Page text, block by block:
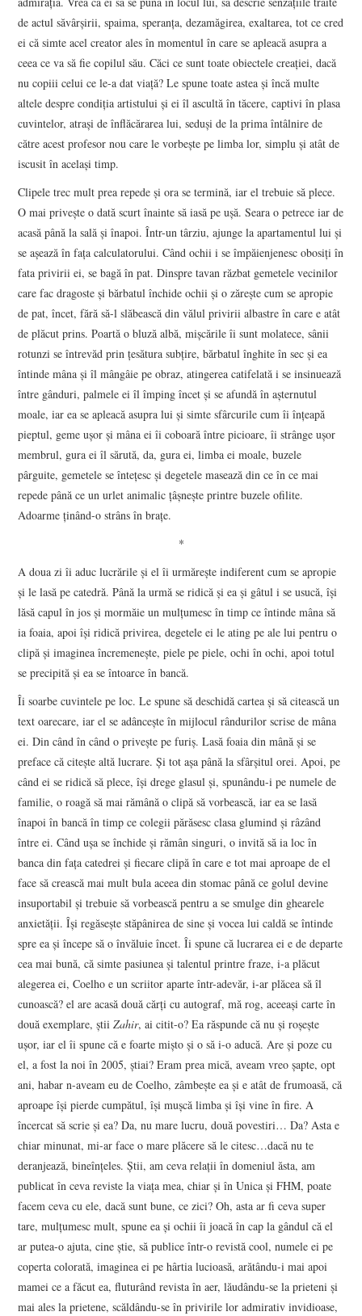
de actul săvârşirii, spaima, speranţa, dezamăgirea, exaltarea, tot ce cred
ei că simte acel creator ales în momentul în care se apleacă asupra a
ceea ce va să fie copilul său. Căci ce sunt toate obiectele creaţiei, dacă
nu copiii celui ce le-a dat viaţă? Le spune toate astea şi încă multe
altele despre condiţia artistului şi ei îl ascultă în tăcere, captivi în plasa
cuvintelor, atraşi de înflăcărarea lui, seduşi de la prima întâlnire de
către acest profesor nou care le vorbeşte pe limba lor, simplu şi atât de
iscusit în acelaşi timp.
Clipele trec mult prea repede şi ora se termină, iar el trebuie să plece.
O mai priveşte o dată scurt înainte să iasă pe uşă. Seara o petrece iar de
acasă până la sală şi înapoi. Într-un târziu, ajunge la apartamentul lui şi
se aşează în faţa calculatorului. Când ochii i se împăienjenesc obosiţi în
fata privirii ei, se bagă în pat. Dinspre tavan răzbat gemetele vecinilor
care fac dragoste şi bărbatul închide ochii şi o zăreşte cum se apropie
de pat, încet, fără să-l slăbească din vălul privirii albastre în care e atât
de plăcut prins. Poartă o bluză albă, mişcările îi sunt molatece, sânii
rotunzi se întrevăd prin ţesătura subţire, bărbatul înghite în sec şi ea
întinde mâna şi îl mângâie pe obraz, atingerea catifelată i se insinuează
între gânduri, palmele ei îl împing încet şi se afundă în aşternutul
moale, iar ea se apleacă asupra lui şi simte sfârcurile cum îi înţeapă
pieptul, geme uşor şi mâna ei îi coboară între picioare, îi strânge uşor
membrul, gura ei îl sărută, da, gura ei, limba ei moale, buzele
pârguite, gemetele se înteţesc şi degetele masează din ce în ce mai
repede până ce un urlet animalic ţâşneşte printre buzele ofilite.
Adoarme ţinând-o strâns în braţe.
*
A doua zi îi aduc lucrările şi el îi urmăreşte indiferent cum se apropie
şi le lasă pe catedră. Până la urmă se ridică şi ea şi gâtul i se usucă, îşi
lăsă capul în jos şi mormăie un mulţumesc în timp ce întinde mâna să
ia foaia, apoi îşi ridică privirea, degetele ei le ating pe ale lui pentru o
clipă şi imaginea încremeneşte, piele pe piele, ochi în ochi, apoi totul
se precipită şi ea se întoarce în bancă.
Îi soarbe cuvintele pe loc. Le spune să deschidă cartea şi să citească un
text oarecare, iar el se adânceşte în mijlocul rândurilor scrise de mâna
ei. Din când în când o priveşte pe furiş. Lasă foaia din mână şi se
preface că citeşte altă lucrare. Şi tot aşa până la sfârşitul orei. Apoi, pe
când ei se ridică să plece, îşi drege glasul şi, spunându-i pe numele de
familie, o roagă să mai rămână o clipă să vorbească, iar ea se lasă
înapoi în bancă în timp ce colegii părăsesc clasa glumind şi râzând
între ei. Când uşa se închide şi rămân singuri, o invită să ia loc în
banca din faţa catedrei şi fiecare clipă în care e tot mai aproape de el
face să crească mai mult bula aceea din stomac până ce golul devine
insuportabil şi trebuie să vorbească pentru a se smulge din ghearele
anxietăţii. Îşi regăseşte stăpânirea de sine şi vocea lui caldă se întinde
spre ea şi începe să o învăluie încet. Îi spune că lucrarea ei e de departe
cea mai bună, că simte pasiunea şi talentul printre fraze, i-a plăcut
alegerea ei, Coelho e un scriitor aparte într-adevăr, i-ar plăcea să îl
cunoască? el are acasă două cărţi cu autograf, mă rog, aceeaşi carte în
două exemplare, ştiiZahir, ai citit-o? Ea răspunde că nu şi roşeşte
uşor, iar el îi spune că e foarte mişto şi o să i-o aducă. Are şi poze cu
el, a fost la noi în 2005, ştiai? Eram prea mică, aveam vreo şapte, opt
ani, habar n-aveam eu de Coelho, zâmbeşte ea şi e atât de frumoasă, că
aproape îşi pierde cumpătul, îşi muşcă limba şi îşi vine în fire. A
încercat să scrie şi ea? Da, nu mare lucru, două povestiri… Da? Asta e
chiar minunat, mi-ar face o mare plăcere să le citesc…dacă nu te
deranjează, bineînţeles. Ştii, am ceva relaţii în domeniul ăsta, am
publicat în ceva reviste la viaţa mea, chiar şi în Unica şi FHM, poate
facem ceva cu ele, dacă sunt bune, ce zici? Oh, asta ar fi ceva super
tare, mulţumesc mult, spune ea şi ochii îi joacă în cap la gândul că el
ar putea-o ajuta, cine ştie, să publice într-o revistă cool, numele ei pe
coperta colorată, imaginea ei pe hârtia lucioasă, arătându-i mai apoi
mamei ce a făcut ea, fluturând revista în aer, lăudându-se la prieteni şi
mai ales la prietene, scăldându-se în privirile lor admirativ invidioase,